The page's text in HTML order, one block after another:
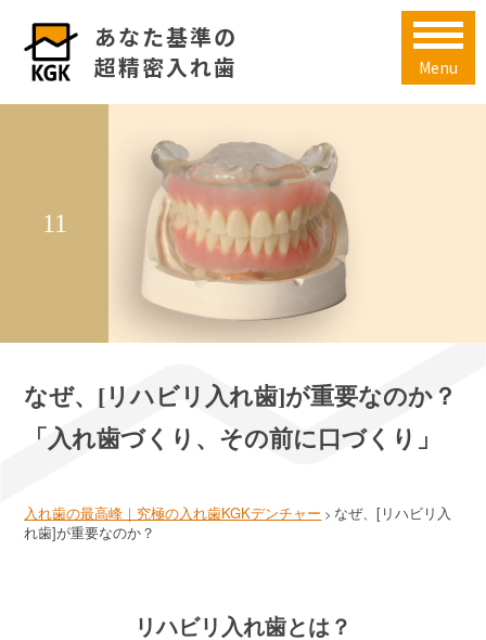
Menu
あなた基準の
超精密入れ歯
11
なぜ、[リハビリ入れ歯]が重要なのか？
「入れ歯づくり、その前に口づくり」
入れ歯の最高峰｜究極の入れ歯KGKデンチャー > なぜ、[リハビリ入
れ歯]が重要なのか？
リハビリ入れ歯とは？